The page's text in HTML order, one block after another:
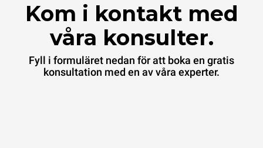
Kom i kontakt med
våra konsulter.
Fyll i formuläret nedan för att boka en gratis
konsultation med en av våra experter.